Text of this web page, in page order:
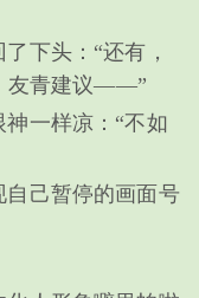
下头：“还有，
友青建议——”
一样凉：“不如
己暂停的画面号